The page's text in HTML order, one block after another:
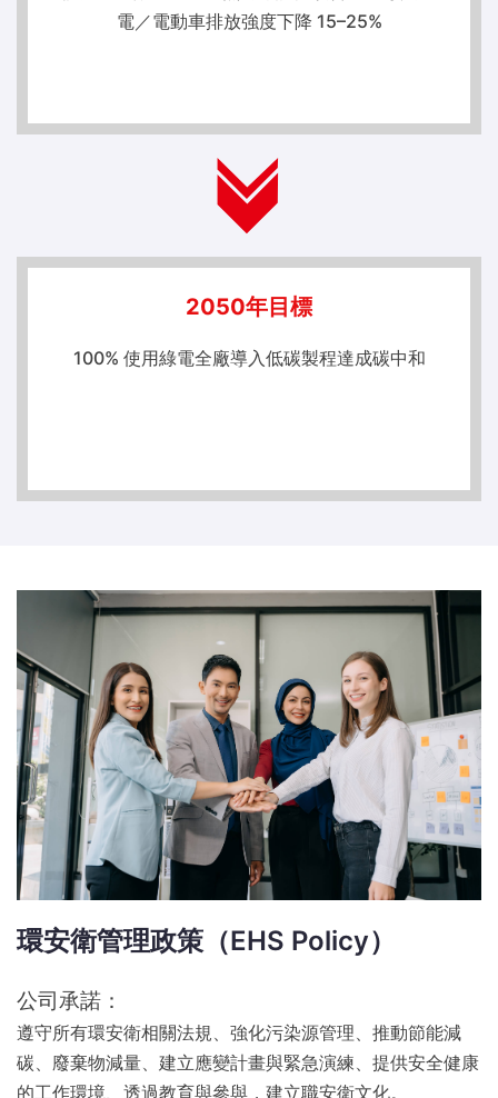
電／電動車排放強度下降 15–25%
2050年目標
100% 使用綠電全廠導入低碳製程達成碳中和
環安衛管理政策（EHS Policy）
公司承諾：
遵守所有環安衛相關法規、強化污染源管理、推動節能減
碳、廢棄物減量、建立應變計畫與緊急演練、提供安全健康
的工作環境、透過教育與參與，建立職安衛文化。